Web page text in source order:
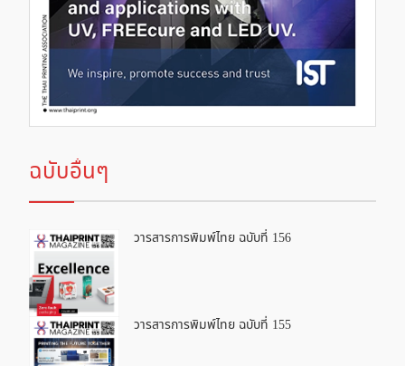
ฉบับอื่นๆ
วารสารการพิมพ์ไทย ฉบับที่ 156
วารสารการพิมพ์ไทย ฉบับที่ 155